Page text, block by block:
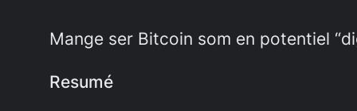
Mange ser Bitcoin som en potentiel
Resumé